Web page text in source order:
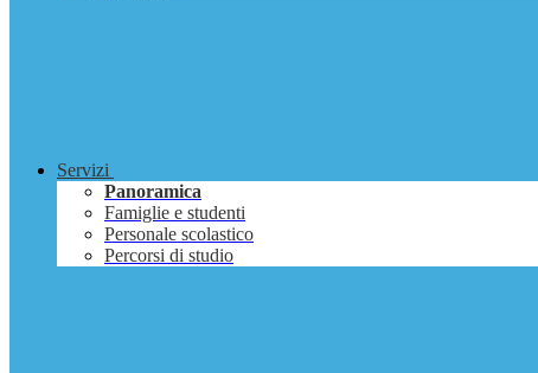
Servizi
Panoramica
Famiglie e studenti
Personale scolastico
Percorsi di studio